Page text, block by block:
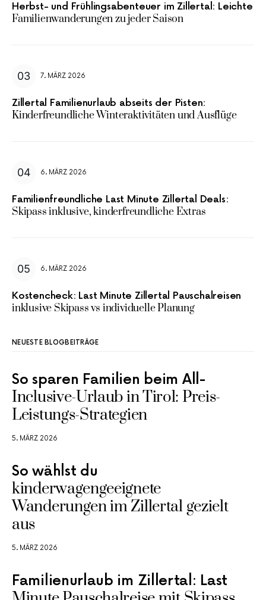
Herbst- und Frühlingsabenteuer im Zillertal: Leichte
Familienwanderungen zu jeder Saison
7. MÄRZ 2026
Zillertal Familienurlaub abseits der Pisten:
Kinderfreundliche Winteraktivitäten und Ausflüge
6. MÄRZ 2026
Familienfreundliche Last Minute Zillertal Deals:
Skipass inklusive, kinderfreundliche Extras
6. MÄRZ 2026
Kostencheck: Last Minute Zillertal Pauschalreisen
inklusive Skipass vs individuelle Planung
NEUESTE BLOGBEITRÄGE
So sparen Familien beim All-
Inclusive-Urlaub in Tirol: Preis-
Leistungs-Strategien
5. MÄRZ 2026
So wählst du
kinderwagengeeignete
Wanderungen im Zillertal gezielt
aus
5. MÄRZ 2026
Familienurlaub im Zillertal: Last